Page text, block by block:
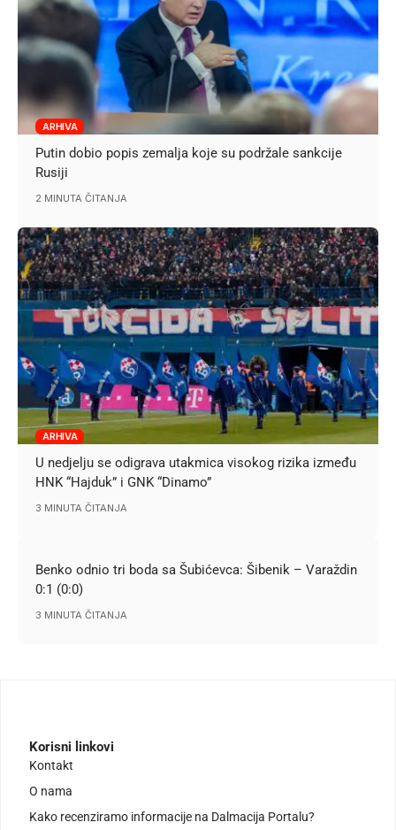
ARHIVA
Putin dobio popis zemalja koje su podržale sankcije
Rusiji
2 MINUTA ČITANJA
ARHIVA
U nedjelju se odigrava utakmica visokog rizika između
HNK “Hajduk” i GNK “Dinamo”
3 MINUTA ČITANJA
Benko odnio tri boda sa Šubićevca: Šibenik – Varaždin
0:1 (0:0)
3 MINUTA ČITANJA
Korisni linkovi
Kontakt
O nama
Kako recenziramo informacije na Dalmacija Portalu?